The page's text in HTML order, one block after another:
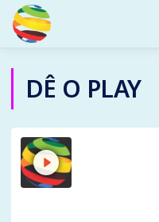
DÊ O PLAY